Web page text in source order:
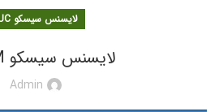
لایسنس سیسکو UC
لایسنس سیسکو CUCM
Admin